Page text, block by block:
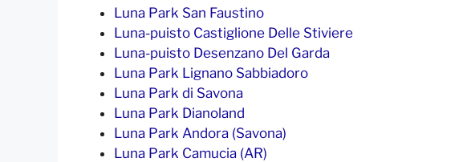
Luna Park San Faustino
Luna-puisto Castiglione Delle Stiviere
Luna-puisto Desenzano Del Garda
Luna Park Lignano Sabbiadoro
Luna Park di Savona
Luna Park Dianoland
Luna Park Andora (Savona)
Luna Park Camucia (AR)